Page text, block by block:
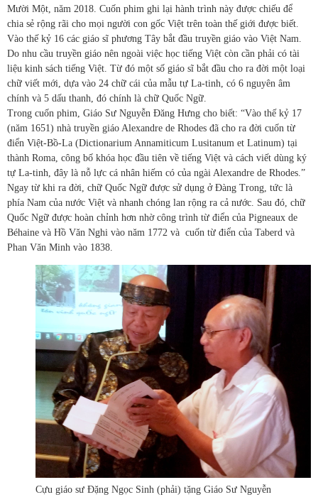
Mười Một, năm 2018. Cuốn phim ghi lại hành trình này được chiếu để
chia sẻ rộng rãi cho mọi người con gốc Việt trên toàn thế giới được biết.
Vào thế kỷ 16 các giáo sĩ phương Tây bắt đầu truyền giáo vào Việt Nam.
Do nhu cầu truyền giáo nên ngoài việc học tiếng Việt còn cần phải có tài
liệu kinh sách tiếng Việt. Từ đó một số giáo sĩ bắt đầu cho ra đời một loại
chữ viết mới, dựa vào 24 chữ cái của mẫu tự La-tinh, có 6 nguyên âm
chính và 5 dấu thanh, đó chính là chữ Quốc Ngữ.
Trong cuốn phim, Giáo Sư Nguyễn Đăng Hưng cho biết: “Vào thế kỷ 17
(năm 1651) nhà truyền giáo Alexandre de Rhodes đã cho ra đời cuốn từ
điển Việt-Bồ-La (Dictionarium Annamiticum Lusitanum et Latinum) tại
thành Roma, công bố khóa học đầu tiên về tiếng Việt và cách viết dùng ký
tự La-tinh, đây là nỗ lực cá nhân hiếm có của ngài Alexandre de Rhodes.”
Ngay từ khi ra đời, chữ Quốc Ngữ được sử dụng ở Đàng Trong, tức là
phía Nam của nước Việt và nhanh chóng lan rộng ra cả nước. Sau đó, chữ
Quốc Ngữ được hoàn chỉnh hơn nhờ công trình từ điển của Pigneaux de
Béhaine và Hồ Văn Nghi vào năm 1772 và cuốn từ điển của Taberd và
Phan Văn Minh vào 1838.
Cựu giáo sư Đặng Ngọc Sinh (phải) tặng Giáo Sư Nguyễn